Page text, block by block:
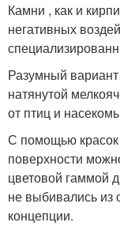
Камни , как и
негативных
Разумный
натянутой
от птиц и
С помощью красок
поверхности
цветовой гаммой
не выбивались из
концепции.